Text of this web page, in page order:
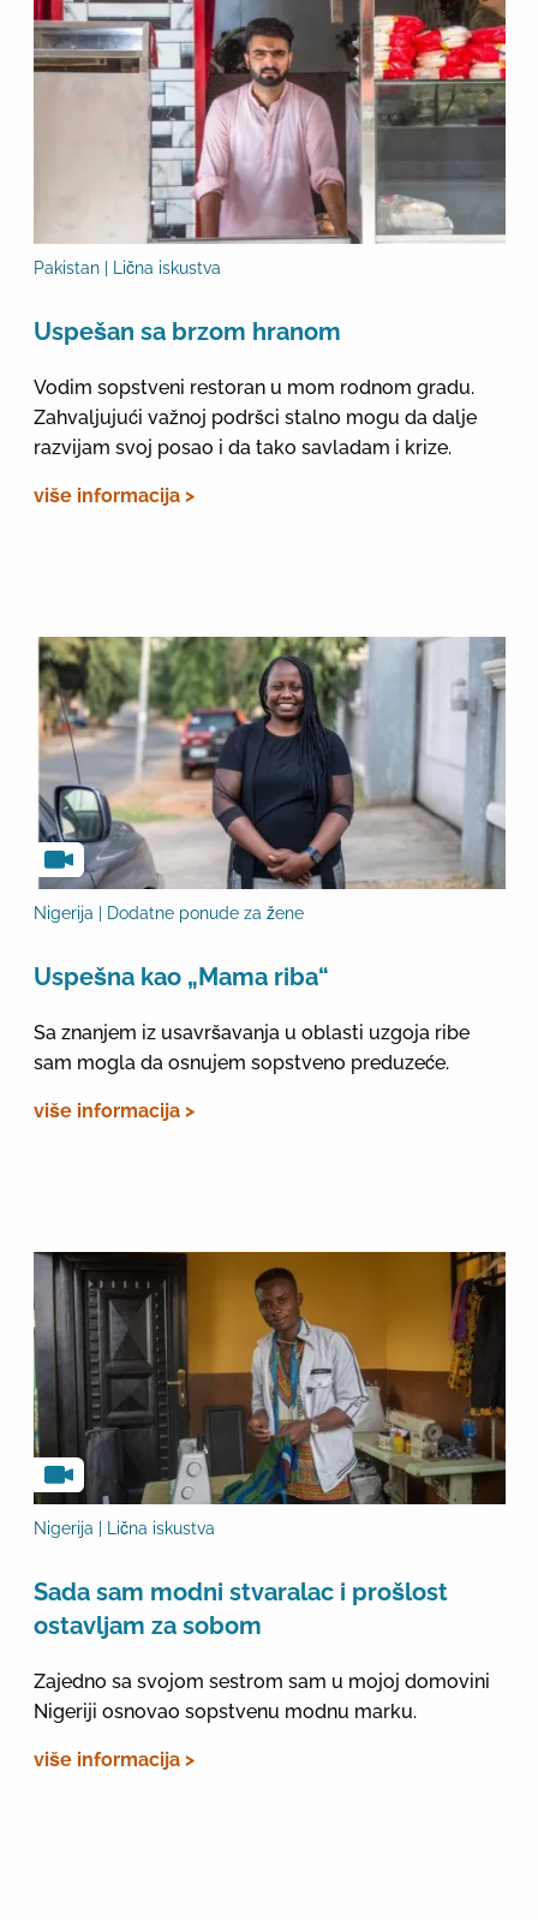
Pakistan | Lična iskustva
Uspešan sa brzom hranom
Vodim sopstveni restoran u mom rodnom gradu.
Zahvaljujući važnoj podršci stalno mogu da dalje
razvijam svoj posao i da tako savladam i krize.
više informacija >
Nigerija | Dodatne ponude za žene
Uspešna kao „Mama riba“
Sa znanjem iz usavršavanja u oblasti uzgoja ribe
sam mogla da osnujem sopstveno preduzeće.
više informacija >
Nigerija | Lična iskustva
Sada sam modni stvaralac i prošlost
ostavljam za sobom
Zajedno sa svojom sestrom sam u mojoj domovini
Nigeriji osnovao sopstvenu modnu marku.
više informacija >